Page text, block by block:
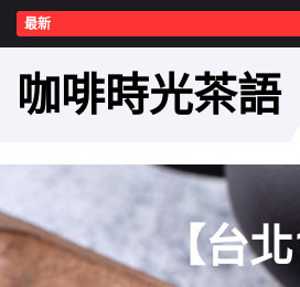
最新
咖啡時光茶語
【台